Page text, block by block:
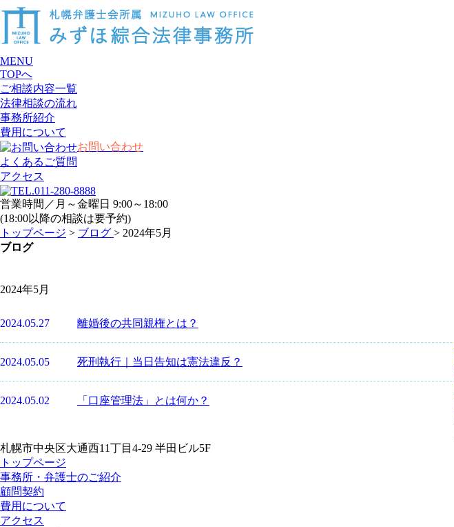
MENU
TOPへ
ご相談内容一覧
法律相談の流れ
事務所紹介
費用について
お問い合わせ
よくあるご質問
アクセス
営業時間／月～金曜日 9:00～18:00
(18:00以降の相談は要予約)
トップページ > ブログ > 2024年5月
ブログ
2024年5月
2024.05.27 離婚後の共同親権とは？
2024.05.05 死刑執行｜当日告知は憲法違反？
2024.05.02 「口座管理法」とは何か？
札幌市中央区大通西11丁目4-29 半田ビル5F
トップページ
事務所・弁護士のご紹介
顧問契約
費用について
アクセス